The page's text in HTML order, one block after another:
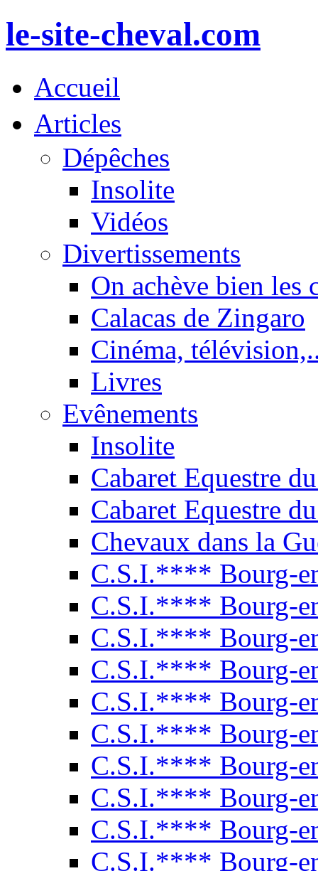
le-site-cheval.com
Accueil
Articles
Dépêches
Insolite
Vidéos
Divertissements
On achève bien les
Calacas de Zingaro
Cinéma,
Livres
Evênements
Insolite
Cabaret Equestre
Cabaret Equestre
Chevaux dans la
C.S.I.**** Bourg-
C.S.I.**** Bourg-
C.S.I.**** Bourg-
C.S.I.**** Bourg-
C.S.I.**** Bourg-
C.S.I.**** Bourg-
C.S.I.**** Bourg-
C.S.I.**** Bourg-
C.S.I.**** Bourg-
C.S.I.**** Bourg-